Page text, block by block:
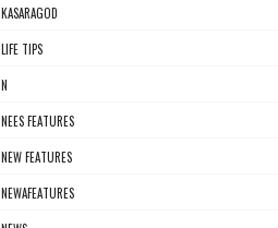
KASARAGOD
LIFE TIPS
N
NEES FEATURES
NEW FEATURES
NEWAFEATURES